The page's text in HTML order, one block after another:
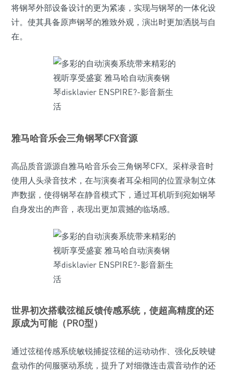
将钢琴外部设备设计的更为紧凑，实现与钢琴的一体化设
计。使其具备原声钢琴的雅致外观，演出时更加洒脱与自
在。
雅马哈音乐会三角钢琴CFX音源
高品质音源源自雅马哈音乐会三角钢琴CFX。采样录音时
使用人头录音技术，在与演奏者耳朵相同的位置录制立体
声数据，使得钢琴在静音模式下，通过耳机听到宛如钢琴
自身发出的声音，表现出更加震撼的临场感。
世界初次搭载弦槌反馈传感系统，使超高精度的还
原成为可能（PRO型）
通过弦槌传感系统敏锐捕捉弦槌的运动动作、强化反映键
盘动作的伺服驱动系统，提升了对细微连击震音动作的还